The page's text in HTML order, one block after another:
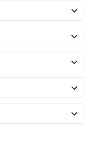




